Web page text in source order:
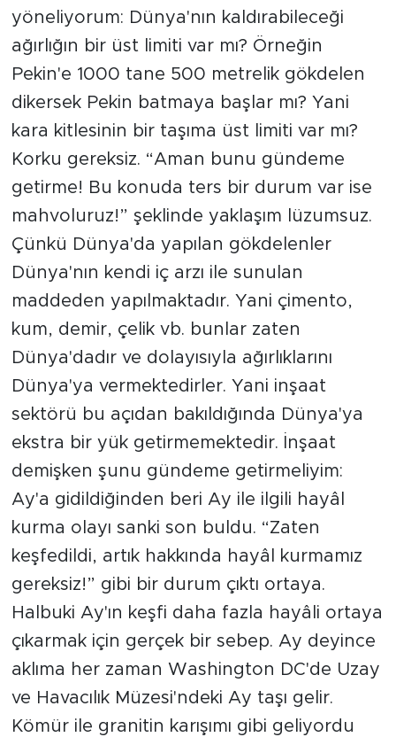
yöneliyorum: Dünya'nın kaldırabileceği
ağırlığın bir üst limiti var mı? Örneğin
Pekin'e 1000 tane 500 metrelik gökdelen
dikersek Pekin batmaya başlar mı? Yani
kara kitlesinin bir taşıma üst limiti var mı?
Korku gereksiz. “Aman bunu gündeme
getirme! Bu konuda ters bir durum var ise
mahvoluruz!” şeklinde yaklaşım lüzumsuz.
Çünkü Dünya'da yapılan gökdelenler
Dünya'nın kendi iç arzı ile sunulan
maddeden yapılmaktadır. Yani çimento,
kum, demir, çelik vb. bunlar zaten
Dünya'dadır ve dolayısıyla ağırlıklarını
Dünya'ya vermektedirler. Yani inşaat
sektörü bu açıdan bakıldığında Dünya'ya
ekstra bir yük getirmemektedir. İnşaat
demişken şunu gündeme getirmeliyim:
Ay'a gidildiğinden beri Ay ile ilgili hayâl
kurma olayı sanki son buldu. “Zaten
keşfedildi, artık hakkında hayâl kurmamız
gereksiz!” gibi bir durum çıktı ortaya.
Halbuki Ay'ın keşfi daha fazla hayâli ortaya
çıkarmak için gerçek bir sebep. Ay deyince
aklıma her zaman Washington DC'de Uzay
ve Havacılık Müzesi'ndeki Ay taşı gelir.
Kömür ile granitin karışımı gibi geliyordu